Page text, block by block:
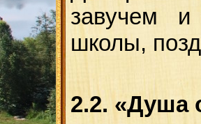
завучем и
школы,
2.2. «Душа